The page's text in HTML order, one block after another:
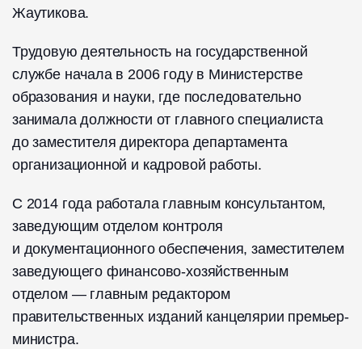
Жаутикова.
Трудовую деятельность на государственной
службе начала в 2006 году в Министерстве
образования и науки, где последовательно
занимала должности от главного специалиста
до заместителя директора департамента
организационной и кадровой работы.
С 2014 года работала главным консультантом,
заведующим отделом контроля
и документационного обеспечения, заместителем
заведующего финансово-хозяйственным
отделом — главным редактором
правительственных изданий канцелярии премьер-
министра.